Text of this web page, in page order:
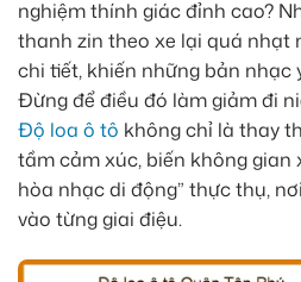
nghiệm thính giác đỉnh cao?
thanh zin theo xe lại quá nhạt
chi tiết, khiến những bản nhạc
Đừng để điều đó làm giảm đi
Độ loa ô tô không chỉ là thay
tầm cảm xúc, biến không gian
hòa nhạc di động” thực thụ,
vào từng giai điệu.